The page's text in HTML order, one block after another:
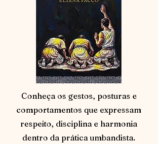
Conheça os gestos, posturas e
comportamentos que expressam
respeito, disciplina e harmonia
dentro da prática umbandista.